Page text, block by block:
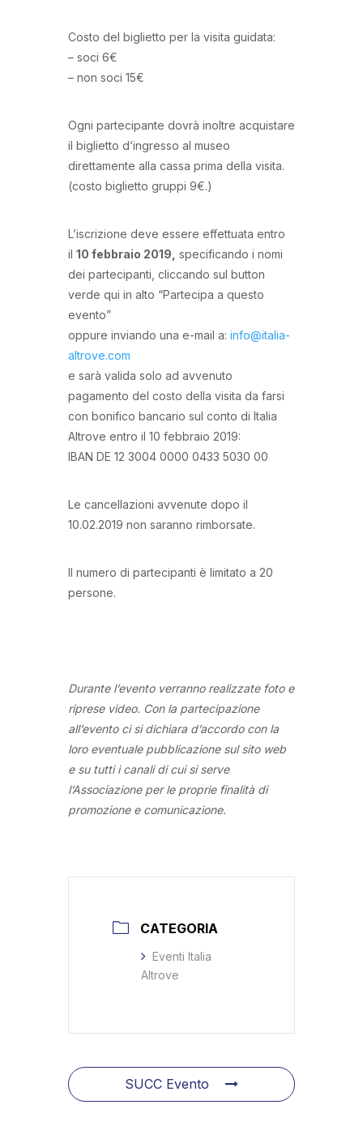
Costo del biglietto per la visita guidata:
– soci 6€
– non soci 15€
Ogni partecipante dovrà inoltre acquistare
il biglietto d‘ingresso al museo
direttamente alla cassa prima della visita.
(costo biglietto gruppi 9€.)
L’iscrizione deve essere effettuata entro
il 10 febbraio 2019, specificando i nomi
dei partecipanti, cliccando sul button
verde qui in alto “Partecipa a questo
evento”
oppure inviando una e-mail a: info@italia-
altrove.com
e sarà valida solo ad avvenuto
pagamento del costo della visita da farsi
con bonifico bancario sul conto di Italia
Altrove entro il 10 febbraio 2019:
IBAN DE 12 3004 0000 0433 5030 00
Le cancellazioni avvenute dopo il
10.02.2019 non saranno rimborsate.
Il numero di partecipanti è limitato a 20
persone.
Durante l’evento verranno realizzate foto e
riprese video. Con la partecipazione
all’evento ci si dichiara d’accordo con la
loro eventuale pubblicazione sul sito web
e su tutti i canali di cui si serve
l’Associazione per le proprie finalità di
promozione e comunicazione.
CATEGORIA
Eventi Italia
Altrove
SUCC Evento